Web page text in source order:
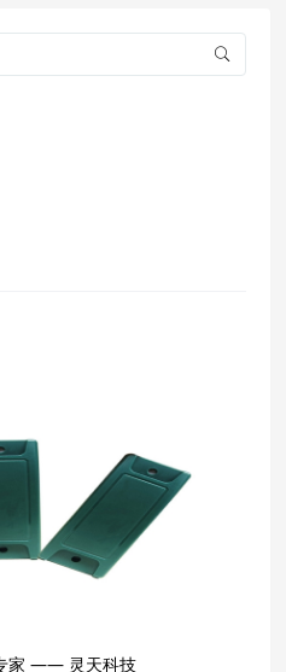
家 —— 灵天科技